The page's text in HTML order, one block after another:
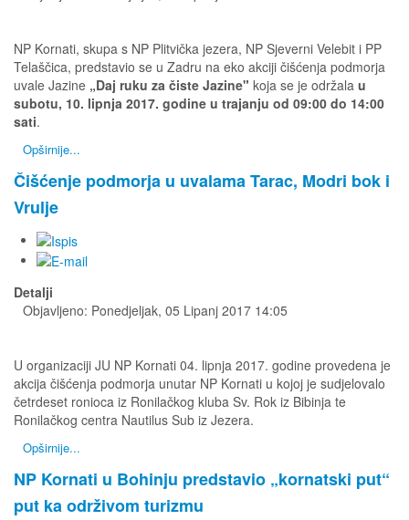
NP Kornati, skupa s NP Plitvička jezera, NP Sjeverni Velebit i PP
Telaščica, predstavio se u Zadru na eko akciji čišćenja podmorja
uvale Jazine „Daj ruku za čiste Jazine" koja se je održala u
subotu, 10. lipnja 2017. godine u trajanju od 09:00 do 14:00
sati.
Opširnije...
Čišćenje podmorja u uvalama Tarac, Modri bok i
Vrulje
Detalji
Objavljeno: Ponedjeljak, 05 Lipanj 2017 14:05
U organizaciji JU NP Kornati 04. lipnja 2017. godine provedena je
akcija čišćenja podmorja unutar NP Kornati u kojoj je sudjelovalo
četrdeset ronioca iz Ronilačkog kluba Sv. Rok iz Bibinja te
Ronilačkog centra Nautilus Sub iz Jezera.
Opširnije...
NP Kornati u Bohinju predstavio „kornatski put“
put ka održivom turizmu